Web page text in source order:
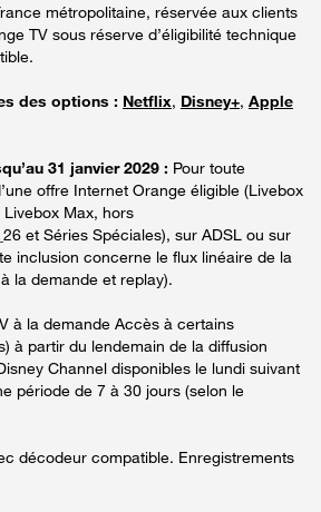
métropolitaine, réservée aux clients
TV sous réserve d’éligibilité technique
des options : Netflix, Disney+, Apple
31 janvier 2029 : Pour toute
offre Internet Orange éligible (Livebox
Max, hors
et Séries Spéciales), sur ADSL ou sur
inclusion concerne le flux linéaire de la
la demande et replay).
à la demande Accès à certains
à partir du lendemain de la diffusion
Channel disponibles le lundi suivant
période de 7 à 30 jours (selon le
décodeur compatible. Enregistrements